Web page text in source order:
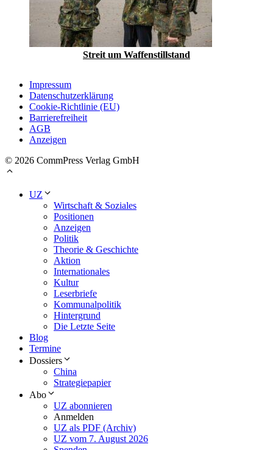
Streit um Waffenstillstand
Impressum
Datenschutzerklärung
Cookie-Richtlinie (EU)
Barrierefreiheit
AGB
Anzeigen
© 2026 CommPress Verlag GmbH
UZ
Wirtschaft & Soziales
Positionen
Anzeigen
Politik
Theorie & Geschichte
Aktion
Internationales
Kultur
Leserbriefe
Kommunalpolitik
Hintergrund
Die Letzte Seite
Blog
Termine
Dossiers
China
Strategiepapier
Abo
UZ abonnieren
Anmelden
UZ als PDF (Archiv)
UZ vom 7. August 2026